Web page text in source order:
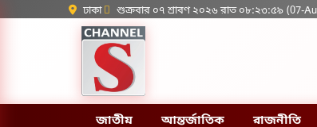
ঢাকা শুক্রবার ০৭ শ্রাবণ ২০২৬ রাত ০৮:২৩:৫৯ (07-
জাতীয় আন্তর্জাতিক রাজনীতি